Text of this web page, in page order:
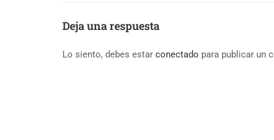
Deja una respuesta
Lo siento, debes estar conectado para publicar un